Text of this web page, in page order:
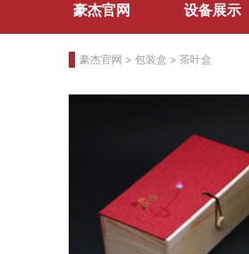
豪杰官网 设备展示
豪杰官网 > 包装盒 > 茶叶盒